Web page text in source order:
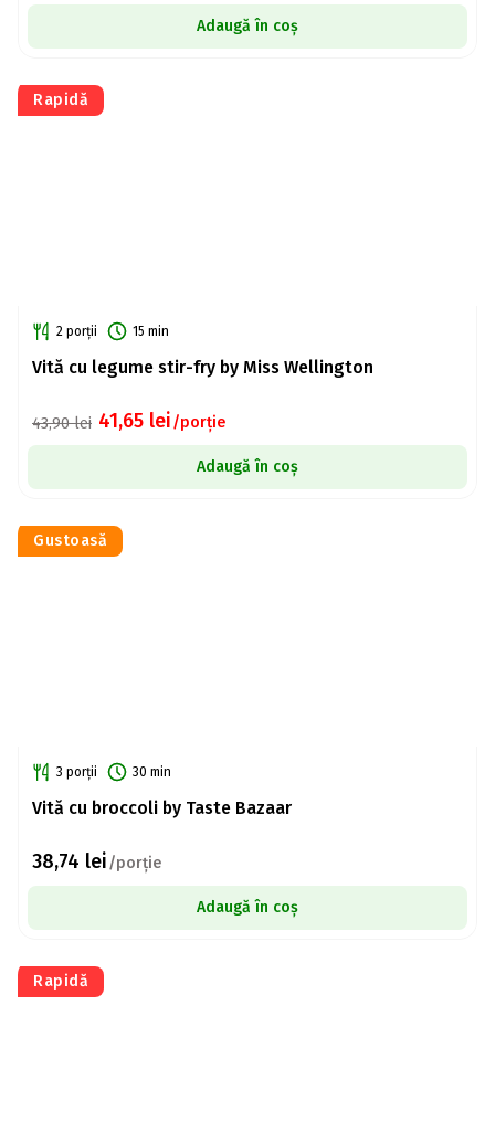
Adaugă în coș
Rapidă
2 porții 15 min
Vită cu legume stir-fry by Miss Wellington
43,90lei 41,65 lei/porție
Adaugă în coș
Gustoasă
3 porții 30 min
Vită cu broccoli by Taste Bazaar
38,74 lei/porție
Adaugă în coș
Rapidă